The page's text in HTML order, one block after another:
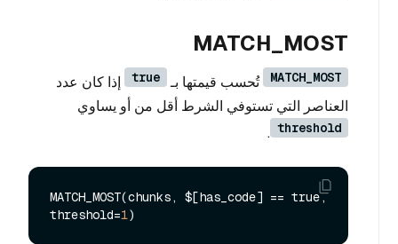
MATCH_MOST
MATCH_MOST تُحسب قيمتها بـ true
إذا كان عدد
العناصر التي تستوفي الشرط أقل من أو يساوي
threshold
.
MATCH_MOST(chunks, $[has_code] == true,
threshold=1